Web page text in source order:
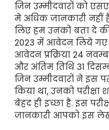
जिन उम्मीदवारों को
मे अधिक जानकारी नहीं
लिए हम उनको बता दे
2023 में आवेदन लिये गए
आवेदन प्रक्रिया 24
और अंतिम तिथि 31
जिन उम्मीदवारों ने इस
किया था, उनको
बेहद ही इच्छा है. इस
जानकारी आपको इस